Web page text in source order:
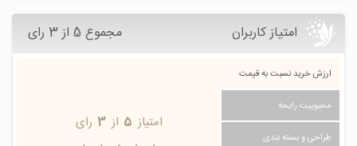
امتیاز کاربران مجموع 5 از 3 رای
ارزش خرید نسبت به قیمت
محبوبیت رایحه
طراحی و بسته بندی
امتیاز 5 از 3 رای